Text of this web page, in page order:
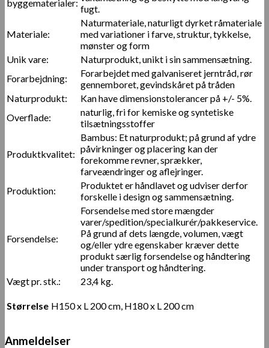
byggematerialer:
fugt.
Materiale:
Naturmateriale, naturligt dyrket råmateriale
med variationer i farve, struktur, tykkelse,
mønster og form
Unik vare:
Naturprodukt, unikt i sin sammensætning.
Forarbejdning:
Forarbejdet med galvaniseret jerntråd, rør
gennemboret, gevindskåret på tråden
Naturprodukt:
Kan have dimensionstolerancer på +/- 5%.
Overflade:
naturlig, fri for kemiske og syntetiske
tilsætningsstoffer
Produktkvalitet:
Bambus: Et naturprodukt; på grund af ydre
påvirkninger og placering kan der
forekomme revner, sprækker,
farveændringer og aflejringer.
Produktion:
Produktet er håndlavet og udviser derfor
forskelle i design og sammensætning.
Forsendelse:
Forsendelse med store mængder
varer/spedition/specialkurér/pakkeservice.
På grund af dets længde, volumen, vægt
og/eller ydre egenskaber kræver dette
produkt særlig forsendelse og håndtering
under transport og håndtering.
Vægt pr. stk.:
23,4 kg.
Størrelse H150 x L 200 cm, H180 x L 200 cm
Anmeldelser